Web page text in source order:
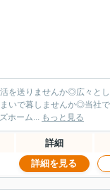
を送りませんか◎広々と
いで暮しませんか◎当社
、ライズホーム... もっと見る
詳細
詳細を見る